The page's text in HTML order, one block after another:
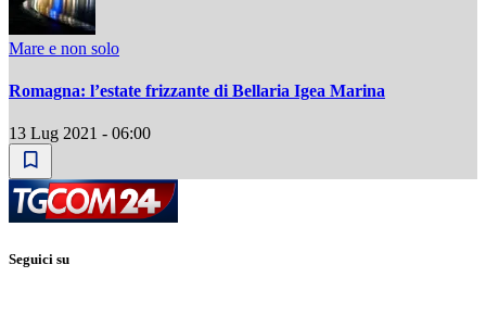
Mare e non solo
Romagna: l’estate frizzante di Bellaria Igea Marina
13 Lug 2021 - 06:00
Seguici su